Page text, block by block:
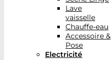
Lave
vaisselle
Chauffe-eau
Accessoire &
Pose
Electricité